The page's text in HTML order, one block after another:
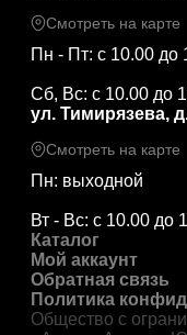
Смотреть на карте
Пн - Пт: с 10.00 до
Сб, Вс: с 10.00 до
ул. Тимирязева,
Смотреть на карте
Пн: выходной
Вт - Вс: с 10.00 до
Каталог
Мой аккаунт
Обратная связь
Политика
Общество с